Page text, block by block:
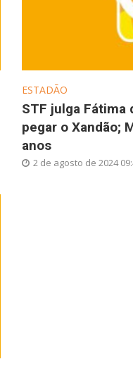
ESTADÃO
STF julga Fátima
pegar o Xandão;
anos
2 de agosto de 2024